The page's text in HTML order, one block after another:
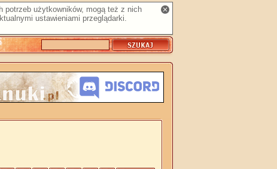
potrzeb użytkowników, mogą też z nich
ustawieniami przeglądarki.